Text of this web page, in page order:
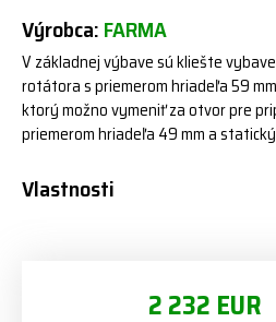
Výrobca:FARMA
V základnej výbave sú kliešte
rotátora s priemerom hriadeľa 59
ktorý možno vymeniť za otvor pre
priemerom hriadeľa 49 mm a
Vlastnosti
2 232 EUR